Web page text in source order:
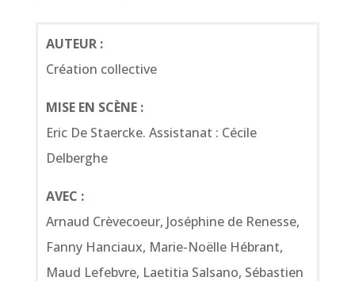
AUTEUR :
Création collective
MISE EN SCÈNE :
Eric De Staercke. Assistanat : Cécile
Delberghe
AVEC :
Arnaud Crèvecoeur, Joséphine de Renesse,
Fanny Hanciaux, Marie-Noëlle Hébrant,
Maud Lefebvre, Laetitia Salsano, Sébastien